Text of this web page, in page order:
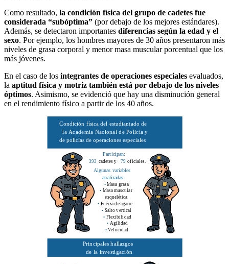
Como resultado, la condición física del grupo de cadetes fue
considerada “subóptima” (por debajo de los mejores estándares).
Además, se detectaron importantes diferencias según la edad y el
sexo. Por ejemplo, los hombres mayores de 30 años presentaron más
niveles de grasa corporal y menor masa muscular porcentual que los
más jóvenes.
En el caso de los integrantes de operaciones especiales evaluados,
la aptitud física y motriz también está por debajo de los niveles
óptimos. Asimismo, se evidenció que hay una disminución general
en el rendimiento físico a partir de los 40 años.
Condición física del estudiantado de
la Academia Nacional de Policía y
de policías de operaciones especiales
Participan:
393 cadetes y 79 oficiales.
Algunas variables
analizadas:
• Masa grasa
• Masa muscular
esquelética
• Fuerza de agarre
• Salto vertical
• Flexibilidad
• Agilidad
• Velocidad
Principales hallazgos
de la investigación